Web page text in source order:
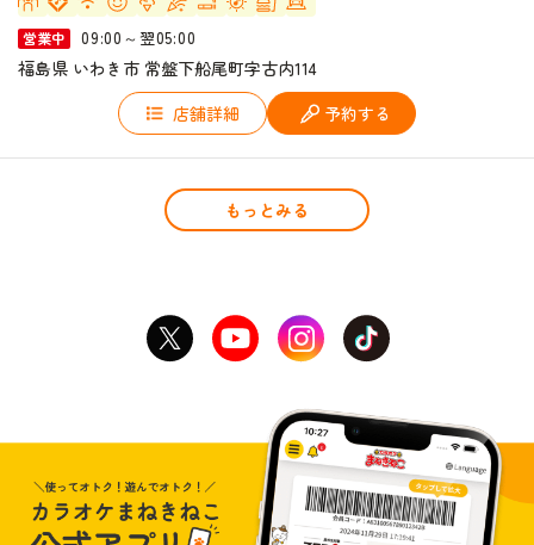
営業中 09:00～翌05:00
福島県 いわき市 常盤下船尾町字古内114
店舗詳細
予約する
もっとみる